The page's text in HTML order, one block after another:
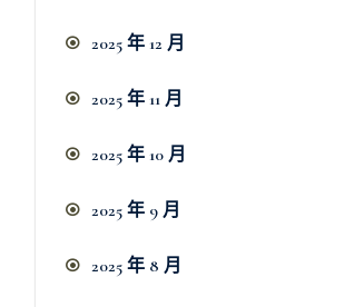
2025 年 12 月
2025 年 11 月
2025 年 10 月
2025 年 9 月
2025 年 8 月